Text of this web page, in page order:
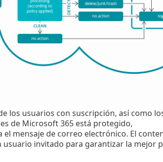
los usuarios con suscripción, así como
de Microsoft 365 está protegido,
mensaje de correo electrónico. El
usuario invitado para garantizar la mejor